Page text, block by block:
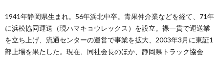
1941年静岡県生まれ。56年浜北中卒。青果仲介業などを経て、71年
に浜松協同運送（現ハマキョウレックス）を設立。裸一貫で運送業
を立ち上げ、流通センターの運営で事業を拡大、2003年3月に東証1
部上場を果たした。現在、同社会長のほか、静岡県トラック協会